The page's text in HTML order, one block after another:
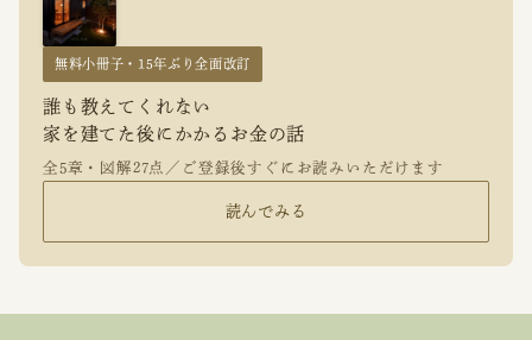
無料小冊子・15年ぶり全面改訂
誰も教えてくれない
家を建てた後にかかるお金の話
全5章・図解27点／ご登録後すぐにお読みいただけます
読んでみる